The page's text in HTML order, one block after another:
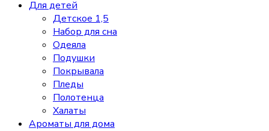
Для детей
Детское 1,5
Набор для сна
Одеяла
Подушки
Покрывала
Пледы
Полотенца
Халаты
Ароматы для дома